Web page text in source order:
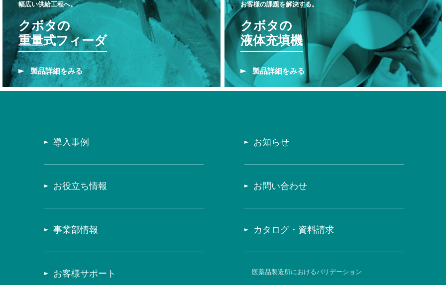
幅広い供給工程へ。
クボタの
重量式フィーダ
製品詳細をみる
お客様の課題を解決する。
クボタの
液体充填機
製品詳細をみる
導入事例
お役立ち情報
事業部情報
お客様サポート
お知らせ
お問い合わせ
カタログ・資料請求
医薬品製造所におけるバリデーション